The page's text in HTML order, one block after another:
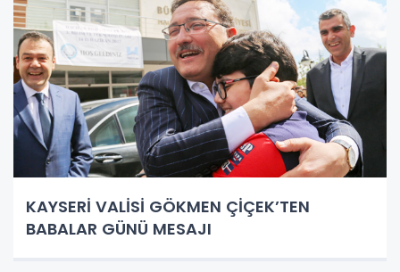
KAYSERİ VALİSİ GÖKMEN ÇİÇEK’TEN
BABALAR GÜNÜ MESAJI